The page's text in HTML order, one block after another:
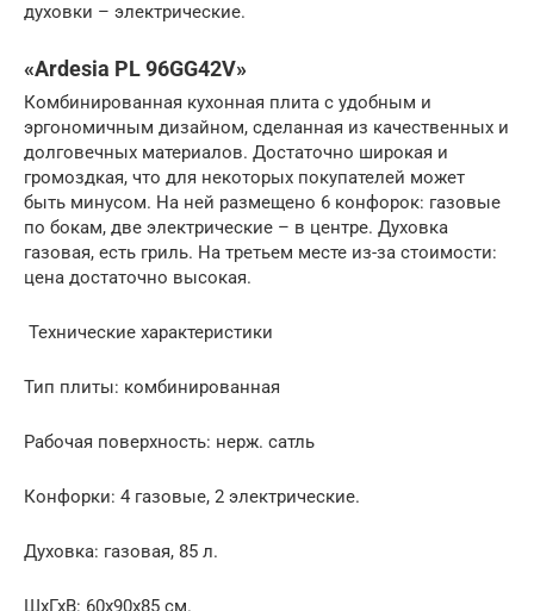
духовки – электрические.
«Ardesia PL 96GG42V»
Комбинированная кухонная плита с удобным и
эргономичным дизайном, сделанная из качественных и
долговечных материалов. Достаточно широкая и
громоздкая, что для некоторых покупателей может
быть минусом. На ней размещено 6 конфорок: газовые
по бокам, две электрические – в центре. Духовка
газовая, есть гриль. На третьем месте из-за стоимости:
цена достаточно высокая.
Технические характеристики
Тип плиты: комбинированная
Рабочая поверхность: нерж. сатль
Конфорки: 4 газовые, 2 электрические.
Духовка: газовая, 85 л.
ШхГхВ: 60x90x85 см.